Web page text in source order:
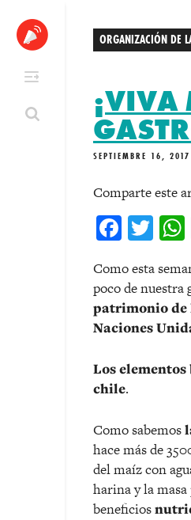
content
ORGANIZACIÓN DE
¡VIVA
SEPTIEMBRE 16, 2017
Comparte este
Como esta
poco de nuestra
patrimonio
Naciones
Los
chile.
Como sabemos
hace más de
del maíz con
harina y la
beneficios